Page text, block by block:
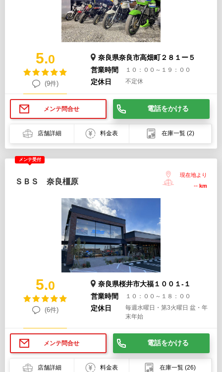
5.0
(9件)
奈良県奈良市高畑町２８１ー５
営業時間
１０：００～１９：００
定休日 不定休
メンテ問合せ 電話をかける
店舗詳細 料金表 在庫一覧 (2)
メンテ受付
ＳＢＳ 奈良橿原
現在地より
-- km
5.0
(6件)
奈良県桜井市大福１００１-１
営業時間
１０：００～１８：００
定休日
毎週水曜日・第3火曜日 盆・年
末年始
メンテ問合せ 電話をかける
店舗詳細 料金表 在庫一覧 (26)